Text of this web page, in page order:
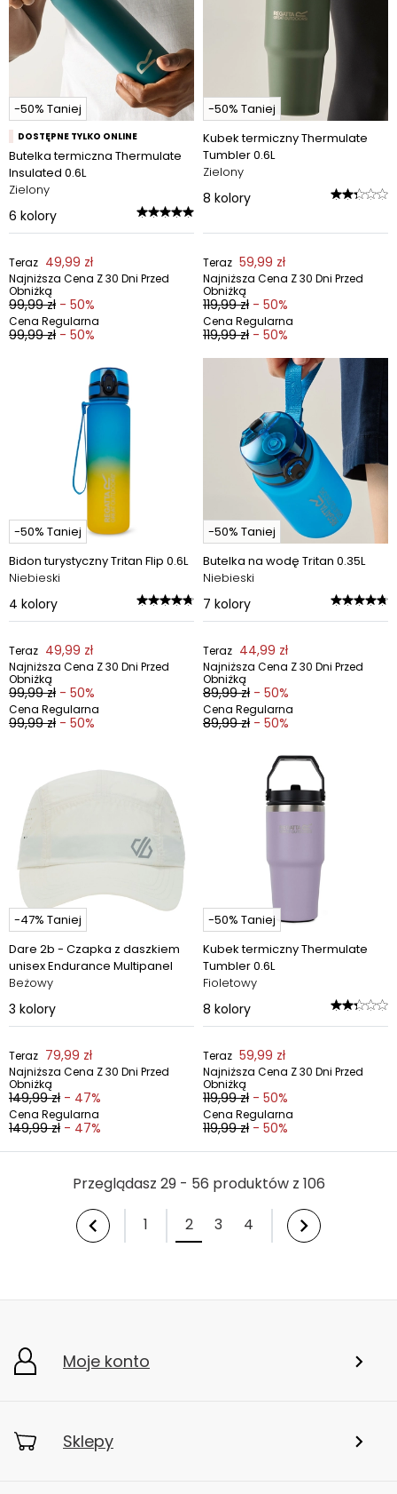
-50% Taniej
DOSTĘPNE TYLKO ONLINE
Butelka termiczna Thermulate
Insulated 0.6L
Zielony
6 kolory
Teraz 49,99 zł
Najniższa Cena Z 30 Dni Przed
Obniżką
99,99 zł - 50%
Cena Regularna
99,99 zł - 50%
-50% Taniej
Kubek termiczny Thermulate
Tumbler 0.6L
Zielony
8 kolory
Teraz 59,99 zł
Najniższa Cena Z 30 Dni Przed
Obniżką
119,99 zł - 50%
Cena Regularna
119,99 zł - 50%
-50% Taniej
Bidon turystyczny Tritan Flip 0.6L
Niebieski
4 kolory
Teraz 49,99 zł
Najniższa Cena Z 30 Dni Przed
Obniżką
99,99 zł - 50%
Cena Regularna
99,99 zł - 50%
-50% Taniej
Butelka na wodę Tritan 0.35L
Niebieski
7 kolory
Teraz 44,99 zł
Najniższa Cena Z 30 Dni Przed
Obniżką
89,99 zł - 50%
Cena Regularna
89,99 zł - 50%
-47% Taniej
Dare 2b - Czapka z daszkiem
unisex Endurance Multipanel
Beżowy
3 kolory
Teraz 79,99 zł
Najniższa Cena Z 30 Dni Przed
Obniżką
149,99 zł - 47%
Cena Regularna
149,99 zł - 47%
-50% Taniej
Kubek termiczny Thermulate
Tumbler 0.6L
Fioletowy
8 kolory
Teraz 59,99 zł
Najniższa Cena Z 30 Dni Przed
Obniżką
119,99 zł - 50%
Cena Regularna
119,99 zł - 50%
Przeglądasz 29 - 56 produktów z 106
1
2 3 4
Moje konto
Sklepy